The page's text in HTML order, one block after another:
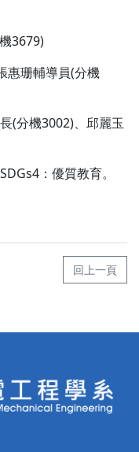
3679)
惠珊輔導員(分機
(分機3002)、邱麗玉
：優質教育。
回上一頁